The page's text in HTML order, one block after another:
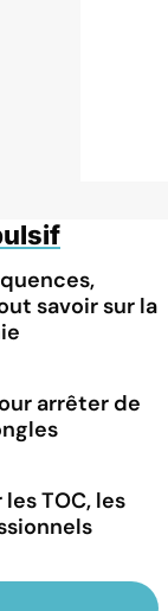
savoir sur la
arrêter de
TOC, les